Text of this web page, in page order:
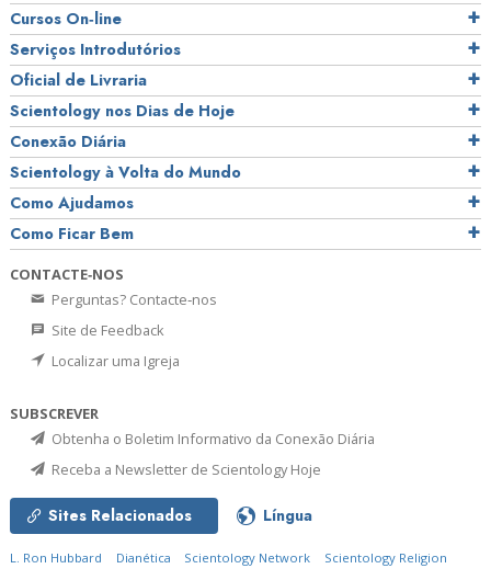
Cursos On‑line
Serviços Introdutórios
Oficial de Livraria
Scientology nos Dias de Hoje
Conexão Diária
Scientology à Volta do Mundo
Como Ajudamos
Como Ficar Bem
CONTACTE‑NOS
Perguntas? Contacte‑nos
Site de Feedback
Localizar uma Igreja
SUBSCREVER
Obtenha o Boletim Informativo da Conexão Diária
Receba a Newsletter de Scientology Hoje
Sites Relacionados Língua
L. Ron Hubbard Dianética Scientology Network
Scientology Religion